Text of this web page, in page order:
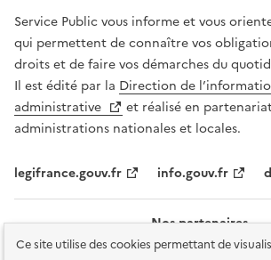
Ce site utilise des cookies permettant de
Service Public vous informe et vous
qui permettent de connaître vos
droits et de faire vos démarches du
Il est édité par la Direction de
administrative
et réalisé en
administrations nationales et locales.
legifrance.gouv.fr info.gouv.fr
Nos partenaires